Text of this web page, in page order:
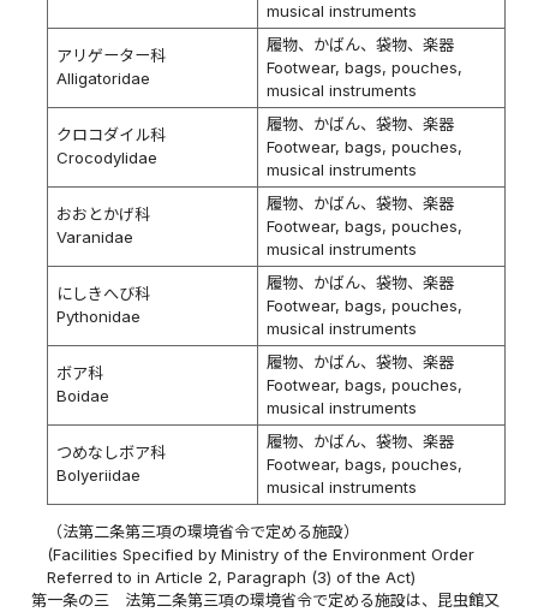
musical instruments
アリゲーター科
Alligatoridae
履物、かばん、袋物、楽器
Footwear, bags, pouches,
musical instruments
クロコダイル科
Crocodylidae
履物、かばん、袋物、楽器
Footwear, bags, pouches,
musical instruments
おおとかげ科
Varanidae
履物、かばん、袋物、楽器
Footwear, bags, pouches,
musical instruments
にしきへび科
Pythonidae
履物、かばん、袋物、楽器
Footwear, bags, pouches,
musical instruments
ボア科
Boidae
履物、かばん、袋物、楽器
Footwear, bags, pouches,
musical instruments
つめなしボア科
Bolyeriidae
履物、かばん、袋物、楽器
Footwear, bags, pouches,
musical instruments
（法第二条第三項の環境省令で定める施設）
(Facilities Specified by Ministry of the Environment Order
Referred to in Article 2, Paragraph (3) of the Act)
第一条の三
法第二条第三項の環境省令で定める施設は、昆虫館又